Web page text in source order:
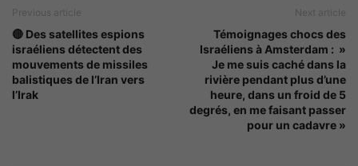
Previous article
🔴 Des satellites espions
israéliens détectent des
mouvements de missiles
balistiques de l’Iran vers
l’Irak
Next article
Témoignages chocs des
Israéliens à Amsterdam : »
Je me suis caché dans la
rivière pendant plus d’une
heure, dans un froid de 5
degrés, en me faisant passer
pour un cadavre »